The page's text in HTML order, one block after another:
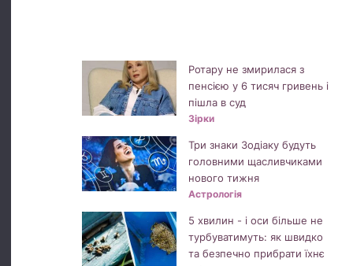
Ротару не змирилася з
пенсією у 6 тисяч гривень і
пішла в суд
Зірки
Три знаки Зодіаку будуть
головними щасливчиками
нового тижня
Астрологія
5 хвилин - і оси більше не
турбуватимуть: як швидко
та безпечно прибрати їхнє